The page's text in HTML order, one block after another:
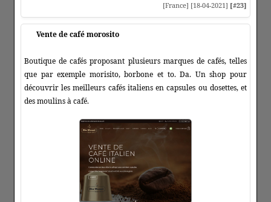
[France] [18-04-2021] [#23]
Vente de café morosito
Boutique de cafés proposant plusieurs marques de cafés, telles
que par exemple morisito, borbone et to. Da. Un shop pour
découvrir les meilleurs cafés italiens en capsules ou dosettes, et
des moulins à café.